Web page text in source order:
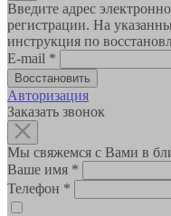
Введите адрес
регистрации. На
инструкция по
E-mail *
Авторизация
Заказать звонок
Мы свяжемся с Вами в
Ваше имя *
Телефон *